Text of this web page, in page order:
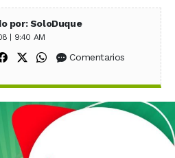
por: SoloDuque
| 9:40 AM
Compartir en Facebook
Compartir en X (Twitter)
Compartir en WhatsApp
Comentarios